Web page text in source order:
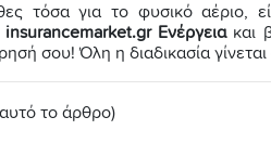
τόσα για το φυσικό αέριο,
insurancemarket.gr Ενέργειακαι
σου! Όλη η διαδικασία
το άρθρο)